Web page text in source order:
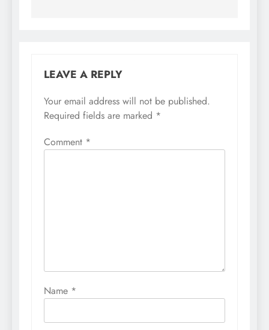
LEAVE A REPLY
Your email address will not be published.
Required fields are marked *
Comment *
Name *